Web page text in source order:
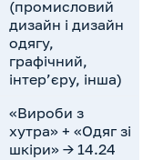
(промисловий
дизайн і дизайн
одягу,
графічний,
інтер’єру, інша)
«Вироби з
хутра» + «Одяг зі
шкіри» → 14.24